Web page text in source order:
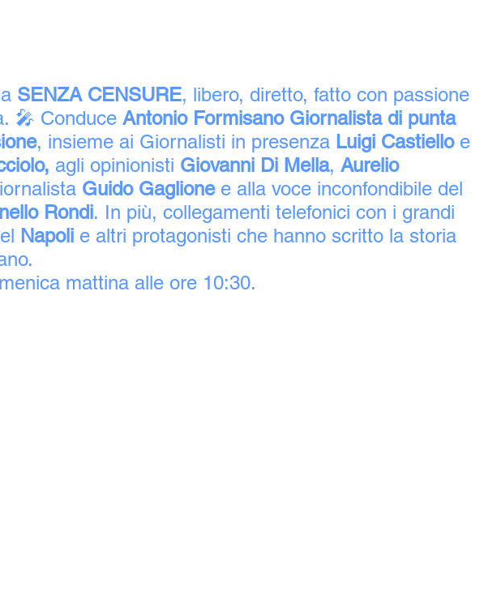
SENZA CENSURE, libero, diretto, fatto con passione
🎤 Conduce Antonio Formisano Giornalista di punta
, insieme ai Giornalisti in presenza Luigi Castiello e
agli opinionisti Giovanni Di Mella, Aurelio
Guido Gaglione e alla voce inconfondibile del
Rondi. In più, collegamenti telefonici con i grandi
Napoli e altri protagonisti che hanno scritto la storia
mattina alle ore 10:30.